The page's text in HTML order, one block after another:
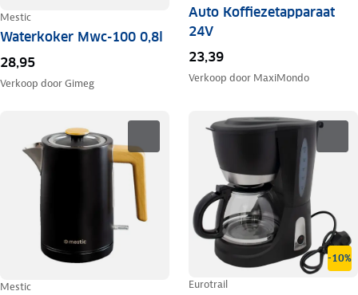
Mestic
Waterkoker Mwc-100 0,8l
28,95
Verkoop doorGimeg
Auto Koffiezetapparaat
24V
23,39
Verkoop door MaxiMondo
Mestic
-10%
Eurotrail